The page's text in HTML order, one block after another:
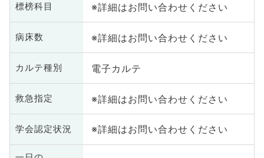
標榜科目 ※詳細はお問い合わせください
病床数 ※詳細はお問い合わせください
カルテ種別 電子カルテ
救急指定 ※詳細はお問い合わせください
学会認定状況 ※詳細はお問い合わせください